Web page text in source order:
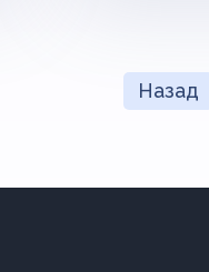
Назад